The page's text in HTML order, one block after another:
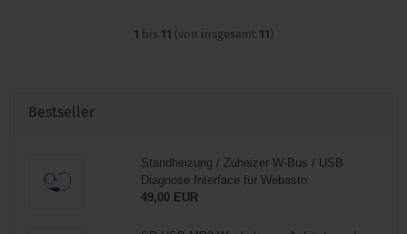
1 bis 11 (von insgesamt 11)
Bestseller
Standheizung / Zuheizer W-Bus / USB
Diagnose Interface für Webasto
49,00 EUR